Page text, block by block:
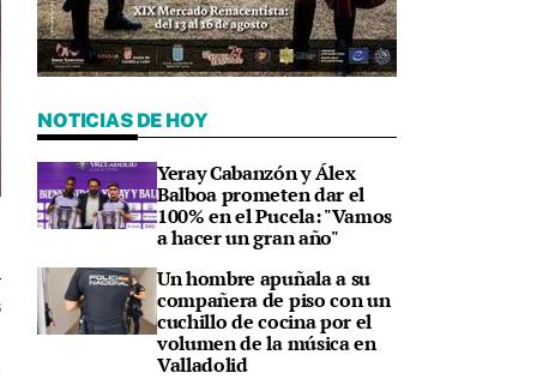
NOTICIAS DE HOY
Yeray Cabanzón y Álex
Balboa prometen dar el
100% en el Pucela: "Vamos
a hacer un gran año"
Un hombre apuñala a su
compañera de piso con un
cuchillo de cocina por el
volumen de la música en
Valladolid